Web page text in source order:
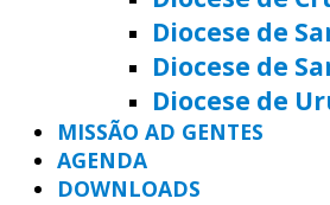
Diocese de
Diocese de
Diocese de
MISSÃO AD GENTES
AGENDA
DOWNLOADS